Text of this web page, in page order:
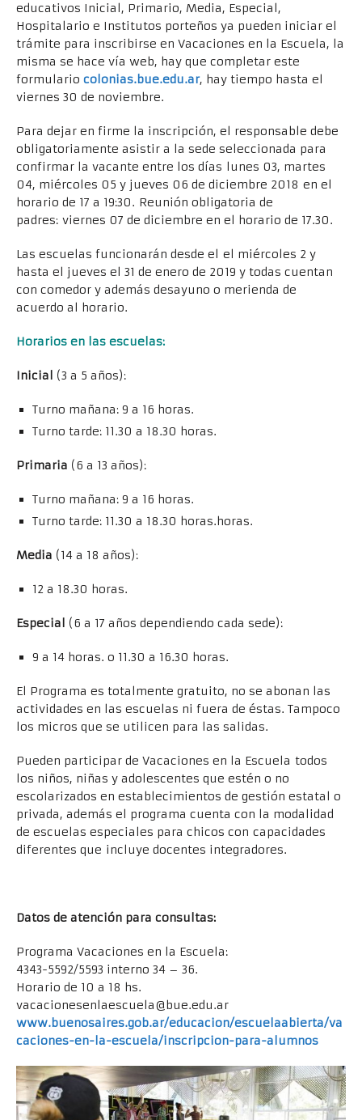
educativos Inicial, Primario, Media, Especial,
Hospitalario e Institutos porteños ya pueden iniciar el
trámite para inscribirse en Vacaciones en la Escuela, la
misma se hace vía web, hay que completar este
formulario colonias.bue.edu.ar, hay tiempo hasta el
viernes 30 de noviembre.
Para dejar en firme la inscripción, el responsable debe
obligatoriamente asistir a la sede seleccionada para
confirmar la vacante entre los días lunes 03, martes
04, miércoles 05 y jueves 06 de diciembre 2018 en el
horario de 17 a 19:30. Reunión obligatoria de
padres: viernes 07 de diciembre en el horario de 17.30.
Las escuelas funcionarán desde el el miércoles 2 y
hasta el jueves el 31 de enero de 2019 y todas cuentan
con comedor y además desayuno o merienda de
acuerdo al horario.
Horarios en las escuelas:
Inicial (3 a 5 años):
Turno mañana: 9 a 16 horas.
Turno tarde: 11.30 a 18.30 horas.
Primaria (6 a 13 años):
Turno mañana: 9 a 16 horas.
Turno tarde: 11.30 a 18.30 horas.horas.
Media (14 a 18 años):
12 a 18.30 horas.
Especial (6 a 17 años dependiendo cada sede):
9 a 14 horas. o 11.30 a 16.30 horas.
El Programa es totalmente gratuito, no se abonan las
actividades en las escuelas ni fuera de éstas. Tampoco
los micros que se utilicen para las salidas.
Pueden participar de Vacaciones en la Escuela todos
los niños, niñas y adolescentes que estén o no
escolarizados en establecimientos de gestión estatal o
privada, además el programa cuenta con la modalidad
de escuelas especiales para chicos con capacidades
diferentes que incluye docentes integradores.
Datos de atención para consultas:
Programa Vacaciones en la Escuela:
4343-5592/5593 interno 34 – 36.
Horario de 10 a 18 hs.
vacacionesenlaescuela@bue.edu.ar
www.buenosaires.gob.ar/educacion/escuelaabierta/va
caciones-en-la-escuela/inscripcion-para-alumnos